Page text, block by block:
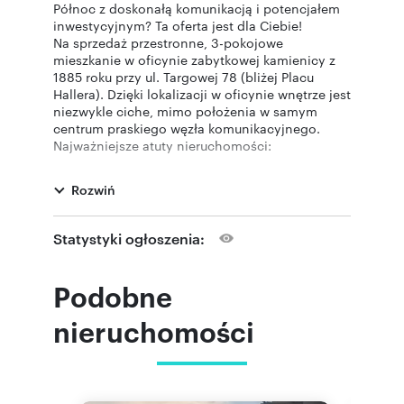
Północ z doskonałą komunikacją i potencjałem
inwestycyjnym? Ta oferta jest dla Ciebie!
Na sprzedaż przestronne, 3-pokojowe
mieszkanie w oficynie zabytkowej kamienicy z
1885 roku przy ul. Targowej 78 (bliżej Placu
Hallera). Dzięki lokalizacji w oficynie wnętrze jest
niezwykle ciche, mimo położenia w samym
centrum praskiego węzła komunikacyjnego.
Najważniejsze atuty nieruchomości:
Centrum, a na Starówkę zaledwie 3 przystanki.
Gotowy zysk: Mieszkanie jest obecnie
wynajmowane – istnieje możliwość przejęcia
najemców i kontynuowania najmu na bardzo
poczucie dodatkowej przestrzeni.
wymienione. Klatka schodowa po remoncie.
Pokój dzienny połączony z funkcjonalną kuchnią
Rozwiń
Statystyki ogłoszenia:
Podobne
nieruchomości